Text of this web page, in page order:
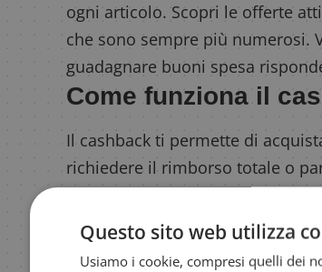
ogni articolo. Scopri le offerte
che sono sempre più numerosi.
guadagnare buoni spesa
Come funziona il
Il cashback ti permette di
richiedere il rimborso totale o
promozione ha prodotti e punti
Provami
Questo sito web utilizza
Usiamo i cookie, compresi quelli dei